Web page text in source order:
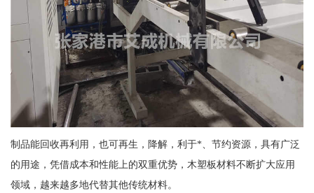
制品能回收再利用，也可再生，降解，利于*、节约资源，具有广泛
的用途，凭借成本和性能上的双重优势，木塑板材料不断扩大应用
领域，越来越多地代替其他传统材料。